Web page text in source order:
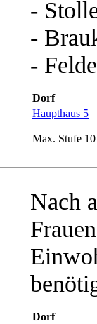
-
-
-
Dorf
Haupthaus 5
Max. Stufe 10
Nach
Dorf